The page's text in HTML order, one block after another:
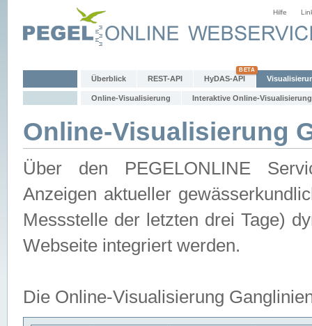
Hilfe
Überblick REST-API HyDAS-API
Online-Visualisierung Interaktive Online-Visualisierung
Online-Visualisierung
Über den PEGELONLINE
Anzeigen aktueller
Messstelle der letzten drei Tage)
Webseite integriert werden.
Die Online-Visualisierung